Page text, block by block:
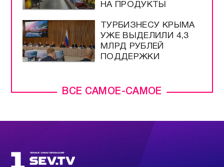
ВСЕ САМОЕ-САМОЕ
НА ПРОДУКТЫ
ТУРБИЗНЕСУ КРЫМА
УЖЕ ВЫДЕЛИЛИ 4,3
МЛРД РУБЛЕЙ
ПОДДЕРЖКИ